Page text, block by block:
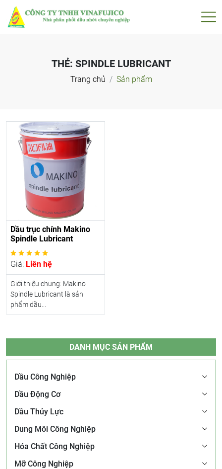
THẺ: SPINDLE LUBRICANT
Trang chủ Sản phẩm
Dầu trục chính Makino
Spindle Lubricant
Giá: Liên hệ
Giới thiệu chung: Makino
Spindle Lubricant là sản
phẩm dầu...
DANH MỤC SẢN PHẨM
Dầu Công Nghiệp
Dầu Động Cơ
Dầu Thủy Lực
Dung Môi Công Nghiệp
Hóa Chất Công Nghiệp
Mỡ Công Nghiệp